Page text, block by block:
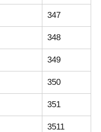
347
348
349
350
351
3511